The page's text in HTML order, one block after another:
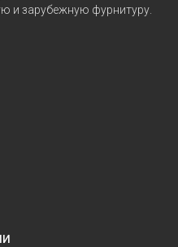
и зарубежную фурнитуру.